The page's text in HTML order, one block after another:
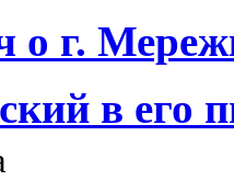
о г.
в его